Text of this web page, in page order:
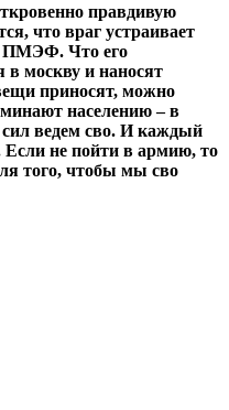
правдивую
что враг устраивает
ПМЭФ. Что его
москву и наносят
приносят, можно
населению – в
ведем сво. И каждый
Если не пойти в армию, то
того, чтобы мы сво